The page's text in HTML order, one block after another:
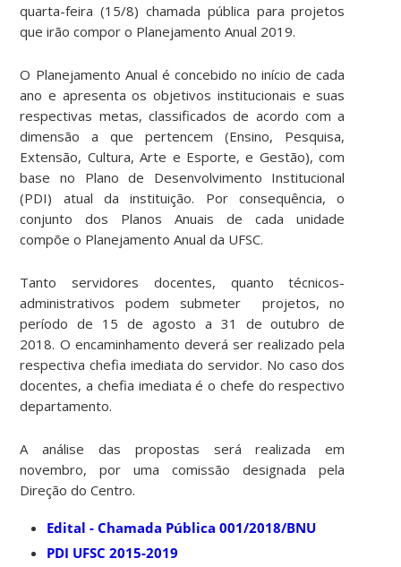
quarta-feira (15/8) chamada pública para projetos
que irão compor o Planejamento Anual 2019.
O Planejamento Anual é concebido no início de cada
ano e apresenta os objetivos institucionais e suas
respectivas metas, classificados de acordo com a
dimensão a que pertencem (Ensino, Pesquisa,
Extensão, Cultura, Arte e Esporte, e Gestão), com
base no Plano de Desenvolvimento Institucional
(PDI) atual da instituição. Por consequência, o
conjunto dos Planos Anuais de cada unidade
compõe o Planejamento Anual da UFSC.
Tanto servidores docentes, quanto técnicos-
administrativos podem submeter projetos, no
período de 15 de agosto a 31 de outubro de
2018. O encaminhamento deverá ser realizado pela
respectiva chefia imediata do servidor. No caso dos
docentes, a chefia imediata é o chefe do respectivo
departamento.
A análise das propostas será realizada em
novembro, por uma comissão designada pela
Direção do Centro.
Edital - Chamada Pública 001/2018/BNU
PDI UFSC 2015-2019